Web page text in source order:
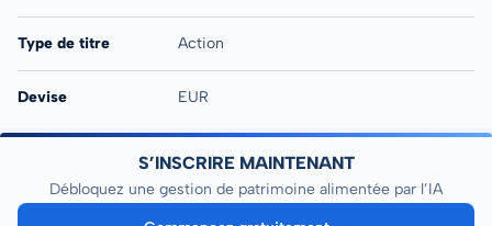
Type de titre Action
Devise EUR
S’INSCRIRE MAINTENANT
Débloquez une gestion de patrimoine alimentée par l’IA